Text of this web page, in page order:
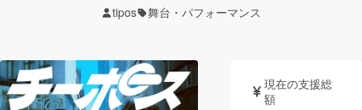
テクノロジー・ガジェット
tipos 舞台・パフォーマンス
現在の支援総
額